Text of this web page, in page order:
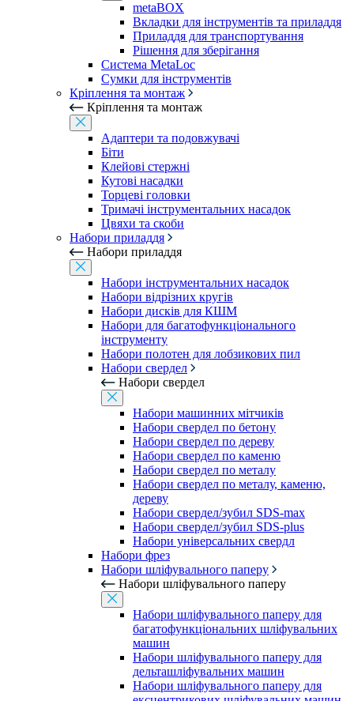
metaBOX
Вкладки для інструментів та приладдя
Приладдя для транспортування
Рішення для зберігання
Система MetaLoc
Сумки для інструментів
Кріплення та монтаж
Кріплення та монтаж
Адаптери та подовжувачі
Біти
Клейові стержні
Кутові насадки
Торцеві головки
Тримачі інструментальних насадок
Цвяхи та скоби
Набори приладдя
Набори приладдя
Набори інструментальних насадок
Набори відрізних кругів
Набори дисків для КШМ
Набори для багатофункціонального
інструменту
Набори полотен для лобзикових пил
Набори свердел
Набори свердел
Набори машинних мітчиків
Набори свердел по бетону
Набори свердел по дереву
Набори свердел по каменю
Набори свердел по металу
Набори свердел по металу, каменю,
дереву
Набори свердел/зубил SDS-max
Набори свердел/зубил SDS-plus
Набори універсальних свердл
Набори фрез
Набори шліфувального паперу
Набори шліфувального паперу
Набори шліфувального паперу для
багатофункціональних шліфувальних
машин
Набори шліфувального паперу для
дельташліфувальних машин
Набори шліфувального паперу для